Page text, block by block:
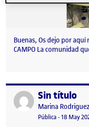
Buenas, Os dejo por
CAMPO La comunidad
Publicado porSin título
Publicado por
Marina
Visibilidad:
Pública-Fecha de
18 May